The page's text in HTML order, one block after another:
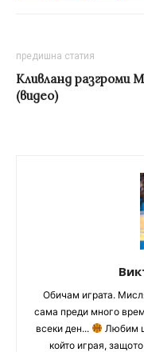
предишна статия
Кливланд разгроми
(видео)
Обичам играта.
сама преди много
всеки ден...
Любим
който играя,